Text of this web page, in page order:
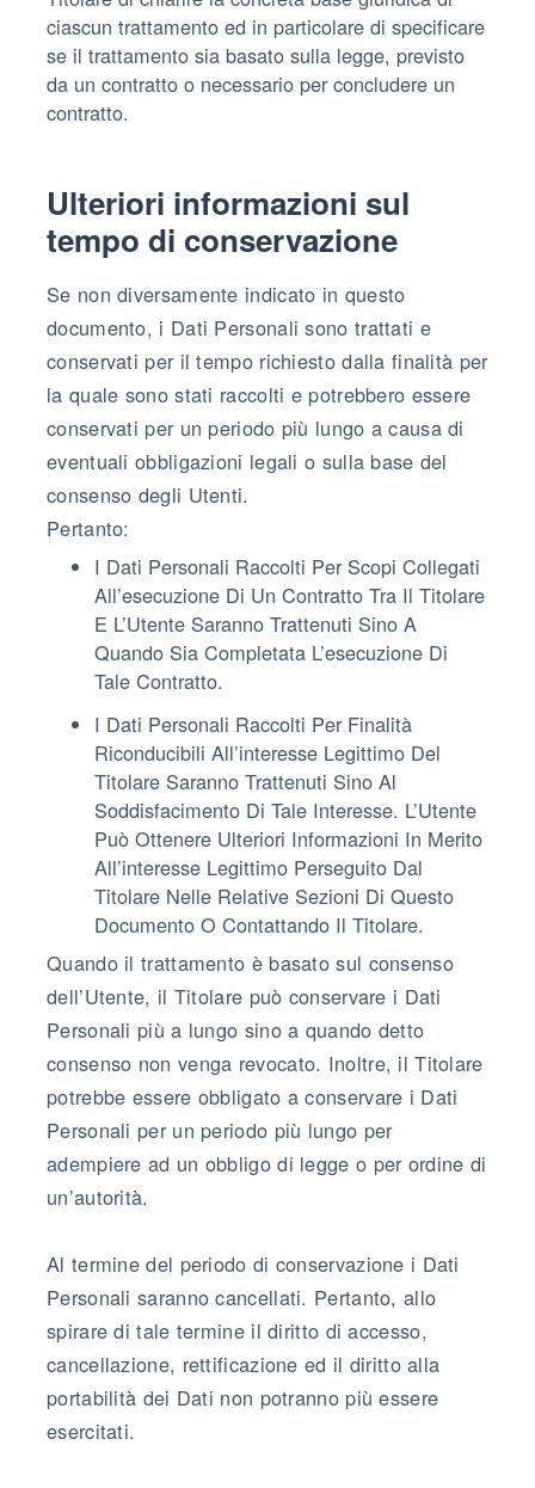
ciascun trattamento ed in particolare di specificare
se il trattamento sia basato sulla legge, previsto
da un contratto o necessario per concludere un
contratto.
Ulteriori informazioni sul
tempo di conservazione
Se non diversamente indicato in questo
documento, i Dati Personali sono trattati e
conservati per il tempo richiesto dalla finalità per
la quale sono stati raccolti e potrebbero essere
conservati per un periodo più lungo a causa di
eventuali obbligazioni legali o sulla base del
consenso degli Utenti.
Pertanto:
I Dati Personali Raccolti Per Scopi Collegati
All’esecuzione Di Un Contratto Tra Il Titolare
E L’Utente Saranno Trattenuti Sino A
Quando Sia Completata L’esecuzione Di
Tale Contratto.
I Dati Personali Raccolti Per Finalità
Riconducibili All’interesse Legittimo Del
Titolare Saranno Trattenuti Sino Al
Soddisfacimento Di Tale Interesse. L’Utente
Può Ottenere Ulteriori Informazioni In Merito
All’interesse Legittimo Perseguito Dal
Titolare Nelle Relative Sezioni Di Questo
Documento O Contattando Il Titolare.
Quando il trattamento è basato sul consenso
dell’Utente, il Titolare può conservare i Dati
Personali più a lungo sino a quando detto
consenso non venga revocato. Inoltre, il Titolare
potrebbe essere obbligato a conservare i Dati
Personali per un periodo più lungo per
adempiere ad un obbligo di legge o per ordine di
un’autorità.
Al termine del periodo di conservazione i Dati
Personali saranno cancellati. Pertanto, allo
spirare di tale termine il diritto di accesso,
cancellazione, rettificazione ed il diritto alla
portabilità dei Dati non potranno più essere
esercitati.